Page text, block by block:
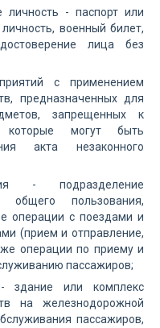
личность - паспорт или
военный билет,
лица без
с применением
предназначенных для
запрещенных к
которые могут быть
акта незаконного
- подразделение
общего пользования,
операции с поездами и
(прием и отправление,
операции по приему и
пассажиров;
здание или комплекс
на железнодорожной
пассажиров,